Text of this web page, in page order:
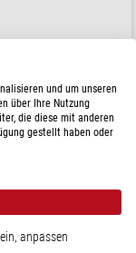
2x,4x, Ø70, Ø20mm,
7 Tagen
und um unseren
über Ihre Nutzung
die diese mit anderen
gestellt haben oder
anpassen